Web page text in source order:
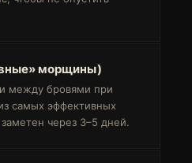
морщины)
между бровями при
самых эффективных
через 3–5 дней.